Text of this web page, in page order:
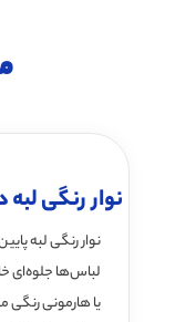
نوار رنگی
نوار رنگی لبه
لباس‌ها جلوه‌ای
یا هارمونی رنگی